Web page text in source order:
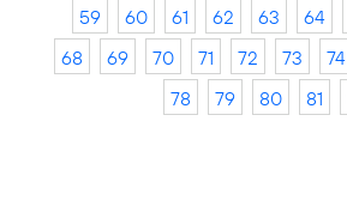
59
60 61 62 63 64
68
69 70 71 72 73 74
78
79 80 81